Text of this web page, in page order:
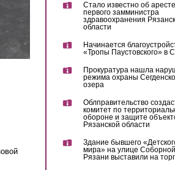
Стало известно об аресте
первого замминистра
здравоохранения
области
Начинается
«Тропы Паустовского» в
Прокуратура нашла
режима охраны
озера
Облправительство
комитет по
обороне и защите
Рязанской области
Здание бывшего
мира» на улице
Рязани выставили на